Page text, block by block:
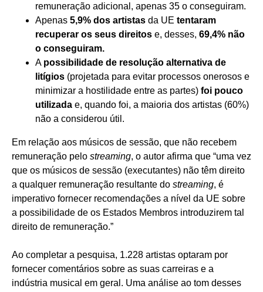
remuneração adicional, apenas 35 o conseguiram.
Apenas 5,9% dos artistas da UE tentaram
recuperar os seus direitos e, desses, 69,4% não
o conseguiram.
A possibilidade de resolução alternativa de
litígios (projetada para evitar processos onerosos e
minimizar a hostilidade entre as partes) foi pouco
utilizada e, quando foi, a maioria dos artistas (60%)
não a considerou útil.
Em relação aos músicos de sessão, que não recebem
remuneração pelo streaming, o autor afirma que “uma vez
que os músicos de sessão (executantes) não têm direito
a qualquer remuneração resultante do streaming, é
imperativo fornecer recomendações a nível da UE sobre
a possibilidade de os Estados Membros introduzirem tal
direito de remuneração.”
Ao completar a pesquisa, 1.228 artistas optaram por
fornecer comentários sobre as suas carreiras e a
indústria musical em geral. Uma análise ao tom desses